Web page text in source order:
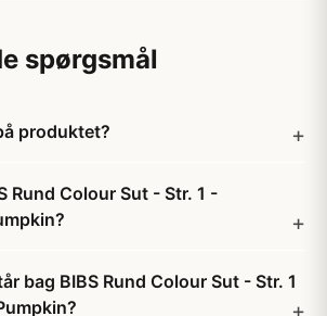
spørgsmål
produktet?
Rund Colour Sut - Str. 1 -
bag BIBS Rund Colour Sut - Str. 1